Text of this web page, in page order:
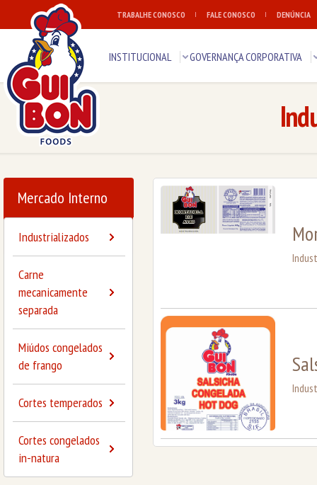
TRABALHE CONOSCO FALE CONOSCO DENÚNCIA
INSTITUCIONAL GOVERNANÇA CORPORATIVA
Mercado Interno
Industrializados
Carne
mecanicamente
separada
Miúdos congelados
de frango
Cortes temperados
Cortes congelados
in-natura